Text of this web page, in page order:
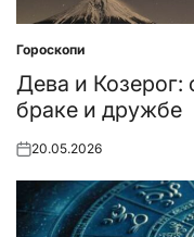
Posted
in
Гороскопи
Дева и Козерог:
браке и дружбе
Posted
20.05.2026